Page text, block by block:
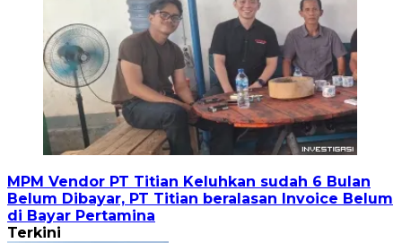
MPM Vendor PT Titian Keluhkan sudah 6 Bulan
Belum Dibayar, PT Titian beralasan Invoice Belum
di Bayar Pertamina
Terkini